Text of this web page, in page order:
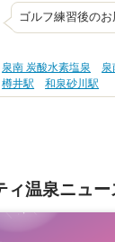
ゴルフ練習後のお
泉南 炭酸水素塩泉 泉
樽井駅
和泉砂川駅
ィ温泉ニュー